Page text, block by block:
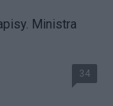
Ministra
34